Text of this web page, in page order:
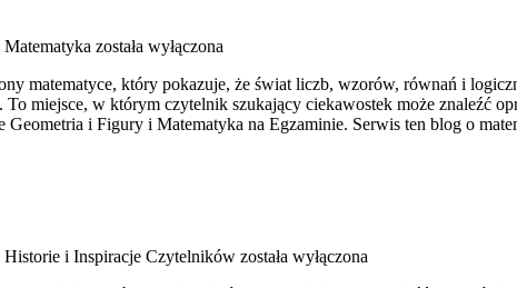
Matematyka została wyłączona
matematyce, który pokazuje, że świat liczb, wzorów, równań i
miejsce, w którym czytelnik szukający ciekawostek może znaleźć
Geometria i Figury i Matematyka na Egzaminie. Serwis ten blog o
Historie i Inspiracje Czytelników została wyłączona